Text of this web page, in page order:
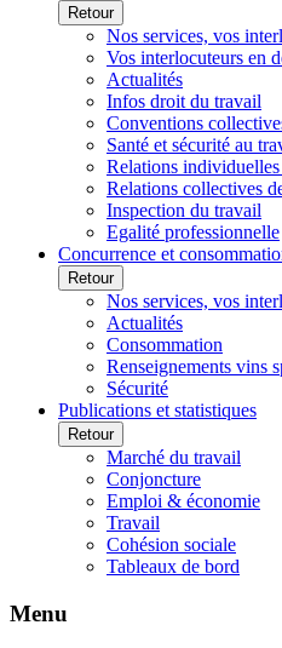
Retour
Nos services, vos
Vos interlocuteurs en
Actualités
Infos droit du travail
Conventions
Santé et sécurité au
Relations
Relations collectives
Inspection du travail
Egalité professionnelle
Concurrence et
Retour
Nos services, vos
Actualités
Consommation
Renseignements vins
Sécurité
Publications et statistiques
Retour
Marché du travail
Conjoncture
Emploi & économie
Travail
Cohésion sociale
Tableaux de bord
Menu